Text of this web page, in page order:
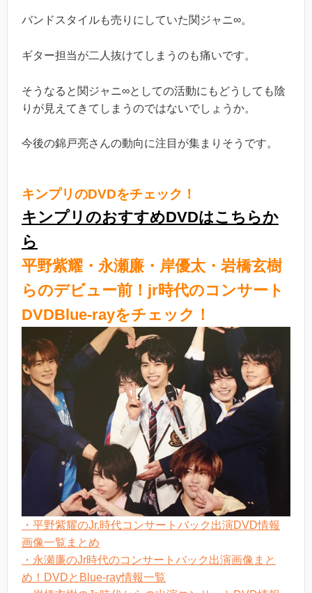
バンドスタイルも売りにしていた関ジャニ∞。
ギター担当が二人抜けてしまうのも痛いです。
そうなると関ジャニ∞としての活動にもどうしても陰
りが見えてきてしまうのではないでしょうか。
今後の錦戸亮さんの動向に注目が集まりそうです。
キンプリのDVDをチェック！
キンプリのおすすめDVDはこちらか
ら
平野紫耀・永瀬廉・岸優太・岩橋玄樹
らのデビュー前！jr時代のコンサート
DVDBlue-rayをチェック！
・平野紫耀のJr.時代コンサートバック出演DVD情報
画像一覧まとめ
・永瀬廉のJr時代のコンサートバック出演画像まと
め！DVDとBlue-ray情報一覧